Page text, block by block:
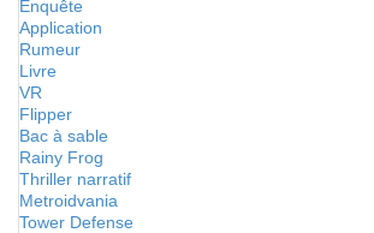
Enquête
Application
Rumeur
Livre
VR
Flipper
Bac à sable
Rainy Frog
Thriller narratif
Metroidvania
Tower Defense